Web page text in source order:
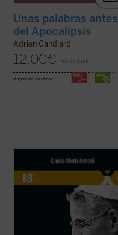
Unas palabras antes
del Apocalipsis
Adrien Candiard
12,00€ IVA incluido
disponible en ebook:
El 4 de septiembre de 2022 fue beatificado
el Siervo de Dios Albino Luciani, quien fue
papa con el nombre de Juan Pablo I, con
uno de los pontificados más breves de la
historia. El autor, que ha tenido la gracia de
conocer personalmente al beato ...(ver